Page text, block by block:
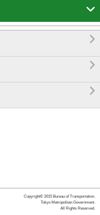




Copyright© 2015 Bureau of Transportation.
Tokyo Metropolitan Government.
All Rights Reserved.